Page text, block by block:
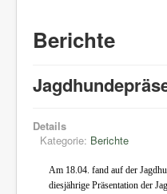
Berichte
Details
Kategorie: Berichte
Am 18.04. fand auf der
diesjährige Präsentation der